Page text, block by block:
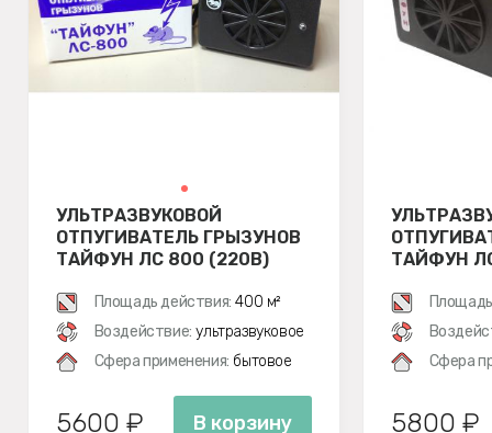
УЛЬТРАЗВУКОВОЙ
ОТПУГИВАТЕЛЬ ГРЫЗУНОВ
ТАЙФУН ЛС 800 (220В)
Площадь действия: 400 м²
Воздействие: ультразвуковое
Сфера применения: бытовое
5600 ₽ В корзину
ТАЙФУН
Сфера
5800 ₽